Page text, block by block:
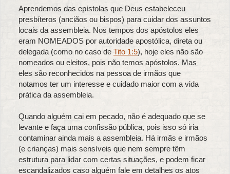
Aprendemos das epístolas que Deus estabeleceu
presbíteros (anciãos ou bispos) para cuidar dos assuntos
locais da assembleia. Nos tempos dos apóstolos eles
eram NOMEADOS por autoridade apostólica, direta ou
delegada (como no caso de Tito 1:5), hoje eles não são
nomeados ou eleitos, pois não temos apóstolos. Mas
eles são reconhecidos na pessoa de irmãos que
notamos ter um interesse e cuidado maior com a vida
prática da assembleia.
Quando alguém cai em pecado, não é adequado que se
levante e faça uma confissão pública, pois isso só iria
contaminar ainda mais a assembleia. Há irmãs e irmãos
(e crianças) mais sensíveis que nem sempre têm
estrutura para lidar com certas situações, e podem ficar
escandalizados caso alguém fale em detalhes os atos